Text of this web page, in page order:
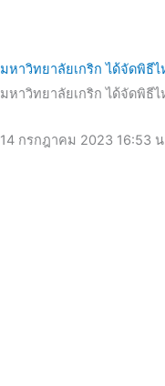
มหาวิทยาลัยเกริก ได้จัดพิธี
มหาวิทยาลัยเกริก ได้จัดพิธี
14 กรกฎาคม 2023 16:53